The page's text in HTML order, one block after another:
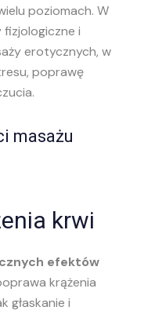
poziomach. W
i
erotycznych, w
poprawę
masażu
krwi
efektów
krążenia
głaskanie i